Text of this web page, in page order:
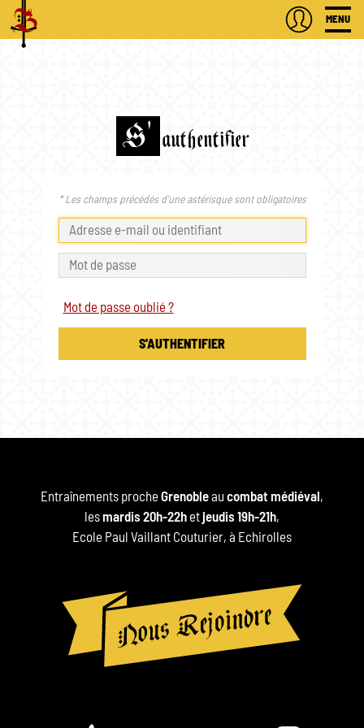
MENU
S' authentifier
* Les champs précédés d'une astérisque sont obligatoires
Mot de passe oublié ?
S'AUTHENTIFIER
Entraînements procheGrenobleau combat médiéval ,
les mardis 20h-22h etjeudis 19h-21h,
Ecole Paul Vaillant Couturier, à Echirolles